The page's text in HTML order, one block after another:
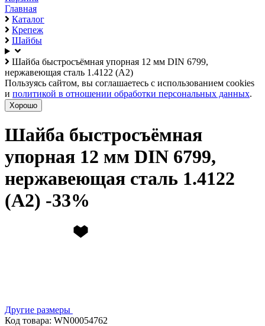
Главная
Каталог
Крепеж
Шайбы
Шайба быстросъёмная упорная 12 мм DIN 6799,
нержавеющая сталь 1.4122 (А2)
Пользуясь сайтом, вы соглашаетесь с использованием cookies
и политикой в отношении обработки персональных данных.
Хорошо
Шайба быстросъёмная
упорная 12 мм DIN 6799,
нержавеющая сталь 1.4122
(А2)
Другие размеры
Код товара: WN00054762